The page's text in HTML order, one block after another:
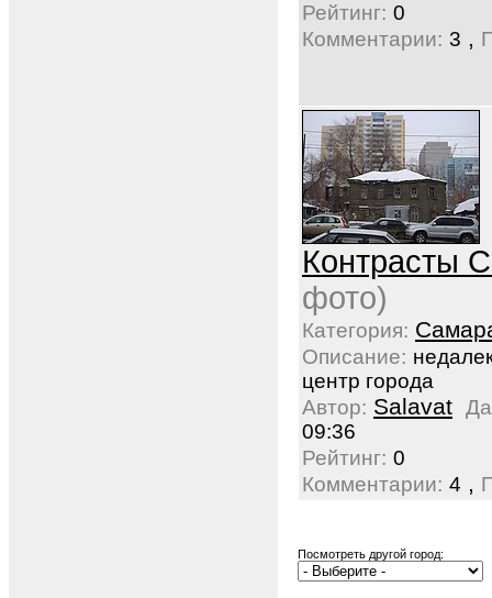
Рейтинг: 0
Комментарии: 3 ,
Контрасты
фото)
Категория:
Описание:
центр города
Автор: Salavat
09:36
Рейтинг: 0
Комментарии: 4 ,
Посмотреть другой город: